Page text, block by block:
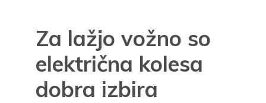
Za lažjo vožno so
električna kolesa
dobra izbira